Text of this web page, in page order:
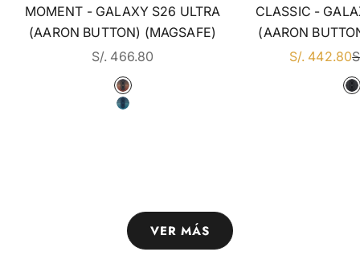
MOMENT - GALAXY S26 ULTRA
(AARON BUTTON) (MAGSAFE)
EN DSCTO
S/. 466.80
COLOR
MOMENT · SUNSET (AARON BUTTON)
MOMENT · MOONRISE (AARON
CLASSIC -
(AARON
EN DSCTO
S/. 442.80
VER MÁS